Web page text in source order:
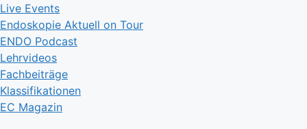
Live Events
Endoskopie Aktuell on Tour
ENDO Podcast
Lehrvideos
Fachbeiträge
Klassifikationen
EC Magazin